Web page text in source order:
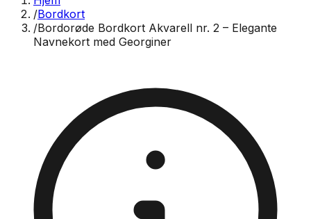
/Bordkort
/Bordorøde Bordkort Akvarell nr. 2 – Elegante
Navnekort med Georginer